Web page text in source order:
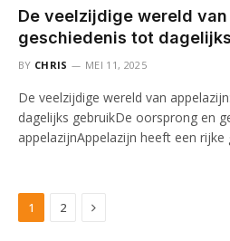
De veelzijdige wereld
geschiedenis tot
BY CHRIS MEI 11, 2025
De veelzijdige wereld van
dagelijks gebruikDe oorsprong en
appelazijnAppelazijn heeft een rijke
1 2 Next